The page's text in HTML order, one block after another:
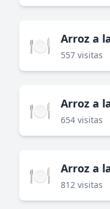
🍽️ Arroz a
557 visitas
🍽️ Arroz a
654 visitas
🍽️ Arroz a
812 visitas